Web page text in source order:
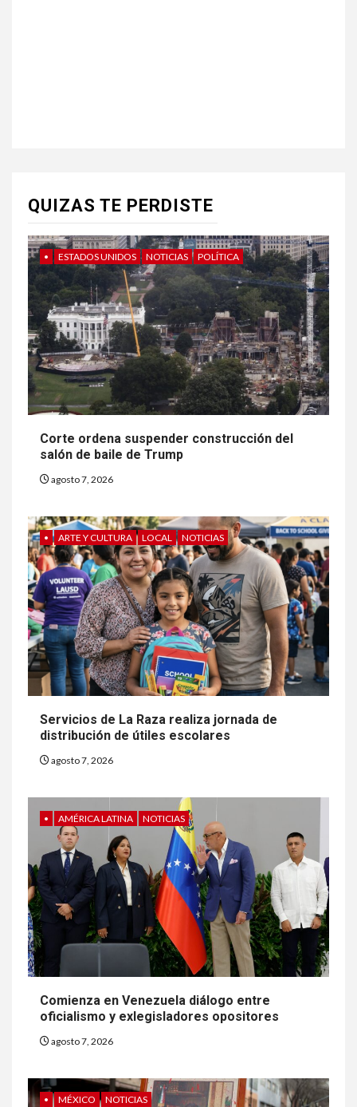
QUIZAS TE PERDISTE
• ESTADOS UNIDOS NOTICIAS POLÍTICA
Corte ordena suspender construcción del
salón de baile de Trump
agosto 7, 2026
• ARTE Y CULTURA LOCAL NOTICIAS
Servicios de La Raza realiza jornada de
distribución de útiles escolares
agosto 7, 2026
• AMÉRICA LATINA NOTICIAS
Comienza en Venezuela diálogo entre
oficialismo y exlegisladores opositores
agosto 7, 2026
• MÉXICO NOTICIAS